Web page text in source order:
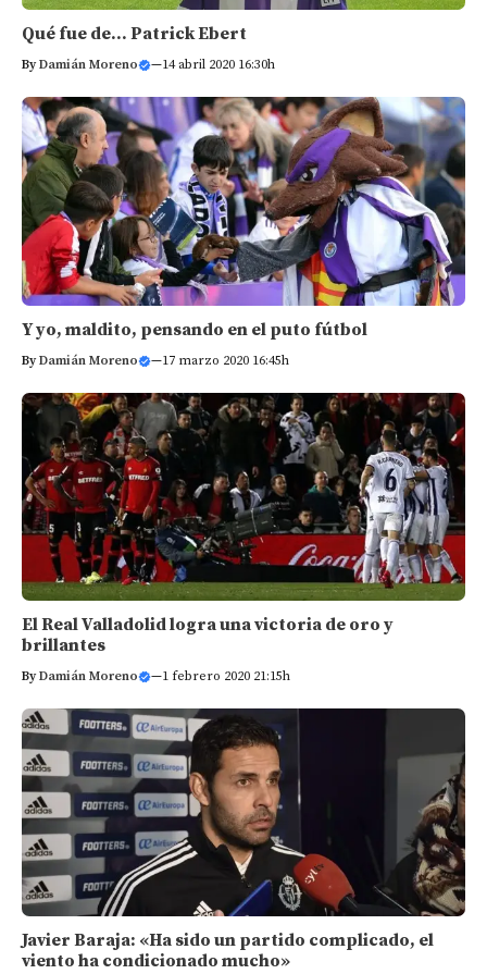
Qué fue de… Patrick Ebert
ByDamián Moreno —14 abril 2020 16:30h
Y yo, maldito, pensando en el puto fútbol
ByDamián Moreno —17 marzo 2020 16:45h
El Real Valladolid logra una victoria de oro y
brillantes
ByDamián Moreno —1 febrero 2020 21:15h
Javier Baraja: «Ha sido un partido complicado, el
viento ha condicionado mucho»